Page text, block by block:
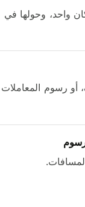
واحد، وحولها في
رسوم المعاملات